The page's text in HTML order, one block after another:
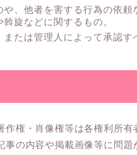
、他者を害する行為の依
旋などに関するもの。
たは管理人によって承認す
作権・肖像権等は各権利所有
事の内容や掲載画像等に問